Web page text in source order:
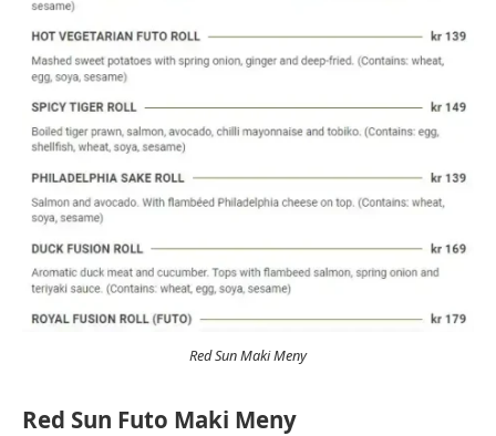
Red Sun Maki Meny
Red Sun Futo Maki Meny